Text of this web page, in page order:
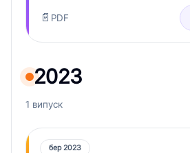
📄 PDF
2023
1 випуск
бер 2023